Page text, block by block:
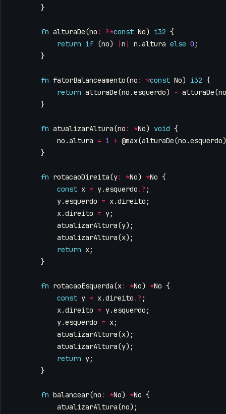
}
fn alturaDe(no : ?*const No) i32 {
return if (no) |n | n .altura else 0 ;
}
fn fatorBalanceamento(no : *const No) i32 {
return alturaDe(no .esquerdo) - alturaDe(no
}
fn atualizarAltura(no : *No) void {
no .altura = 1 + @max(alturaDe(no .esquerdo
}
fn rotacaoDireita(y: *No) *No {
const x = y.esquerdo . ? ;
y.esquerdo = x.direito ;
x.direito = y;
atualizarAltura(y);
atualizarAltura(x);
return x;
}
fn rotacaoEsquerda(x: *No) *No {
const y = x.direito . ? ;
x.direito = y.esquerdo ;
y.esquerdo = x;
atualizarAltura(x);
atualizarAltura(y);
return y;
}
fn balancear(no : *No) *No {
atualizarAltura(no);